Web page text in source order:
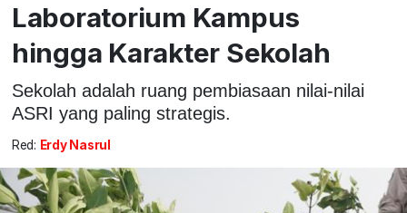
Laboratorium Kampus
hingga Karakter Sekolah
Sekolah adalah ruang pembiasaan nilai-nilai
ASRI yang paling strategis.
Red: Erdy Nasrul